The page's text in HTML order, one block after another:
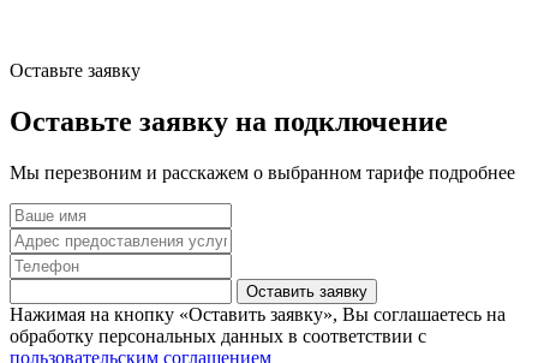
Оставьте заявку
Оставьте заявку на подключение
Мы перезвоним и расскажем о выбранном тарифе подробнее
Оставить заявку
Нажимая на кнопку «Оставить заявку», Вы соглашаетесь на
обработку персональных данных в соответствии с
пользовательским соглашением